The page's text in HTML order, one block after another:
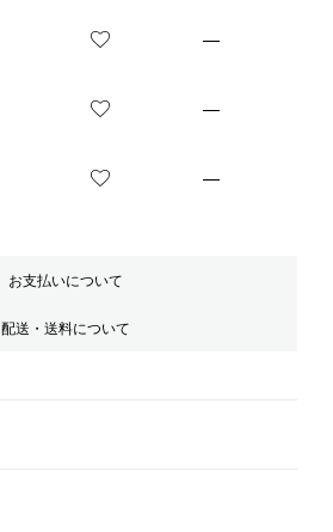
お気に入りに登録する
—
お気に入りに登録する
—
お気に入りに登録する
—
お支払いについて
配送・送料について